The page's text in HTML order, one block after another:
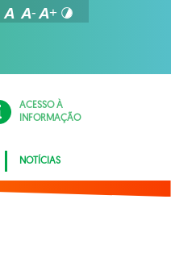
ACESSO À
INFORMAÇÃO
NOTÍCIAS